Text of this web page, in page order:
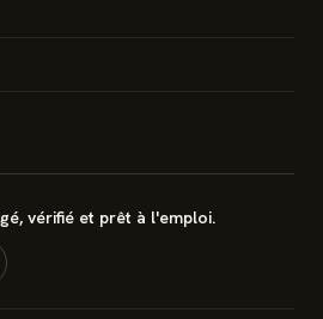
vérifié et prêt à l'emploi.